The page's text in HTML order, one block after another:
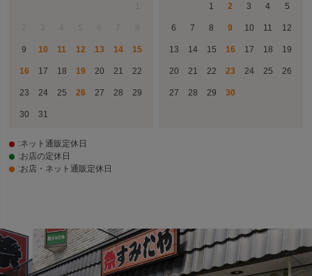
9 10 11 12 13 14 15
16 17 18 19 20 21 22
23 24 25 26 27 28 29
30 31
1 2 3 4 5
6 7 8 9 10 11 12
13 14 15 16 17 18 19
20 21 22 23 24 25 26
27 28 29 30
:ネット通販定休日
:お店の定休日
:お店・ネット通販定休日